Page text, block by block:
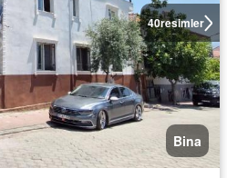
40resimler
Bina